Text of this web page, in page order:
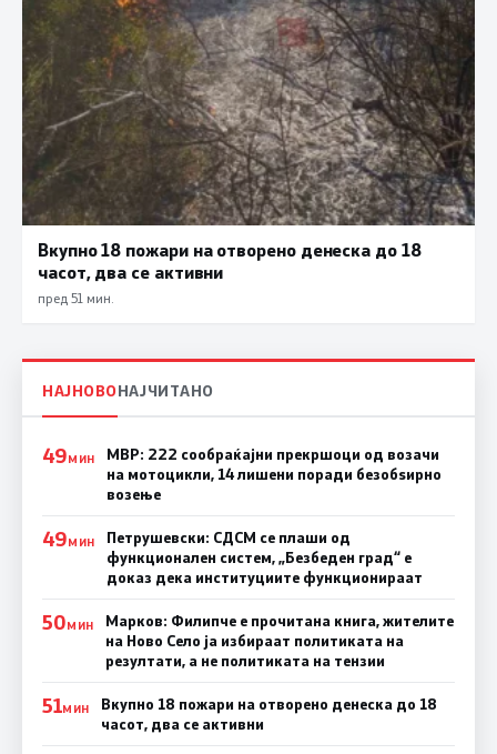
Вкупно 18 пожари на отворено денеска до 18
часот, два се активни
пред 51 мин.
НАЈНОВОНАЈЧИТАНО
49МИН
МВР: 222 сообраќајни прекршоци од возачи
на мотоцикли, 14 лишени поради безобѕирно
возење
49МИН
Петрушевски: СДСМ се плаши од
функционален систем, „Безбеден град“ е
доказ дека институциите функционираат
50МИН
Марков: Филипче е прочитана книга, жителите
на Ново Село ја избираат политиката на
резултати, а не политиката на тензии
51МИН
Вкупно 18 пожари на отворено денеска до 18
часот, два се активни